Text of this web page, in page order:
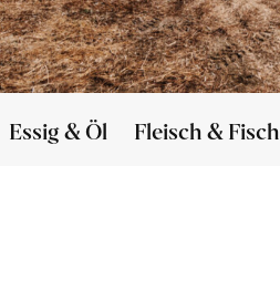
Essig & Öl Fleisch & Fisch